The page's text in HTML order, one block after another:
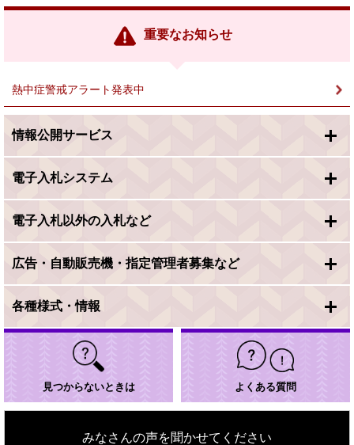
リ
重要なお知らせ
熱中症警戒アラート発表中
情報公開サービス
電子入札システム
電子入札以外の入札など
広告・自動販売機・指定管理者募集など
各種様式・情報
見つからないときは よくある質問
みなさんの声を聞かせてください